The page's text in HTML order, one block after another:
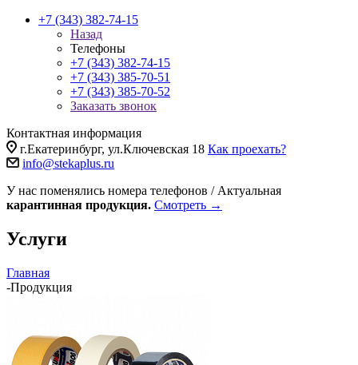
+7 (343) 382-74-15
Назад
Телефоны
+7 (343) 382-74-15
+7 (343) 385-70-51
+7 (343) 385-70-52
Заказать звонок
Контактная информация
г.Екатеринбург, ул.Ключевская 18 Как проехать?
info@stekaplus.ru
У нас поменялись номера телефонов / Актуальная
карантинная продукция. Смотреть →
Услуги
Главная
-Продукция